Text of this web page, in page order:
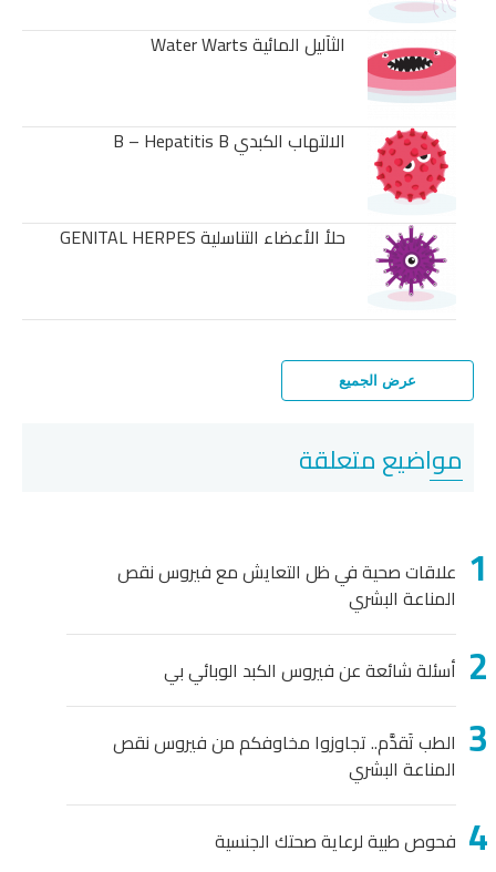
الثآليل المائية Water Warts
الالتهاب الكبدي B – Hepatitis B
حلأ الأعضاء التناسلية GENITAL HERPES
عرض الجميع
مواضيع متعلقة
علاقات صحية في ظل التعايش مع فيروس نقص
المناعة البشري
أسئلة شائعة عن فيروس الكبد الوبائي بي
الطب تَقدَّم.. تجاوزوا مخاوفكم من فيروس نقص
المناعة البشري
فحوص طبية لرعاية صحتك الجنسية